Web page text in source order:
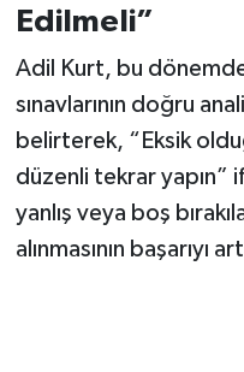
Edilmeli”
Adil Kurt, bu
sınavlarının doğru
belirterek, “Eksik
düzenli tekrar yapın”
yanlış veya boş
alınmasının başarıyı
Vasıta
Yaşam